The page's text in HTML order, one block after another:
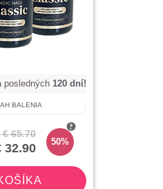
posledných 120 dní!
BALENIA
€ 65.70
32.90 50%